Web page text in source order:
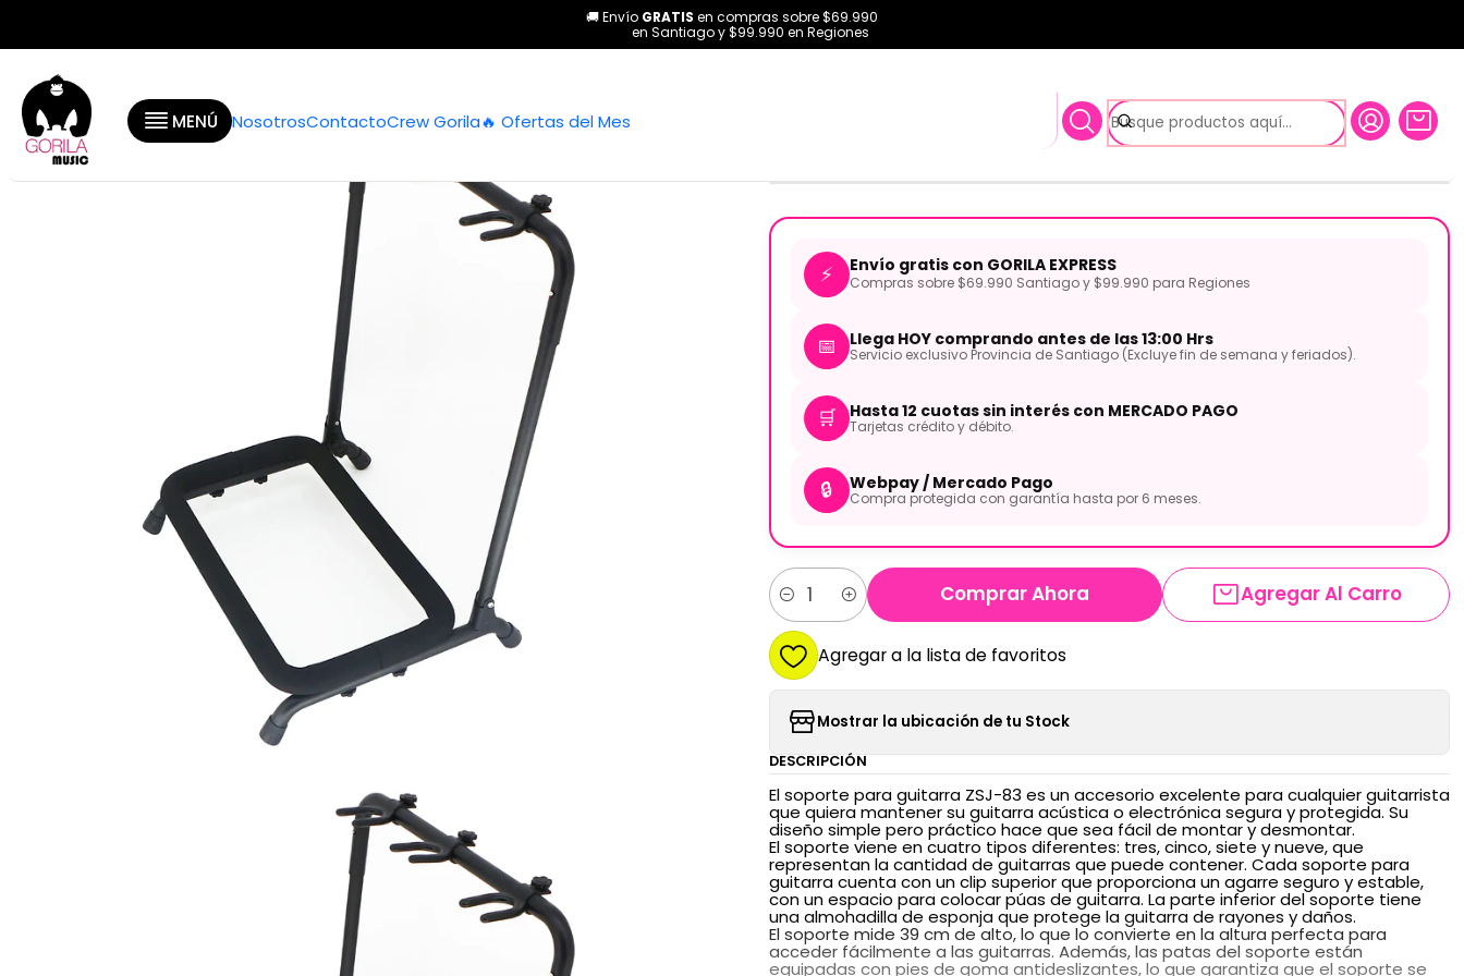
MENÚ NosotrosContactoCrew Gorila🔥 Ofertas del Mes
🚚 Envío GRATIS en compras sobre $69.990
en Santiago y $99.990 en Regiones
Guitarras Accesorios Atril para 3 Instrumentos de Cuerda ZSJ-83 Hebikuo
Atril para 3 Instrumentos de Cuerda ZSJ-
⚡ Envío gratis con GORILA EXPRESS
Compras sobre $69.990 Santiago y $99.990 para Regiones
📅 Llega HOY comprando antes de las 13:00 Hrs
Servicio exclusivo Provincia de Santiago (Excluye fin de semana y feriados).
🛒 Hasta 12 cuotas sin interés con MERCADO PAGO
Tarjetas crédito y débito.
🔒 Webpay / Mercado Pago
Compra protegida con garantía hasta por 6 meses.
Cantidad Agregar Al Carro
Comprar Ahora
Agregar a la lista de favoritos
Mostrar la ubicación de tu Stock
DESCRIPCIÓN
El soporte para guitarra ZSJ-83 es un accesorio excelente para cualquier guitarrista
que quiera mantener su guitarra acústica o electrónica segura y protegida. Su
diseño simple pero práctico hace que sea fácil de montar y desmontar.
El soporte viene en cuatro tipos diferentes: tres, cinco, siete y nueve, que
representan la cantidad de guitarras que puede contener. Cada soporte para
guitarra cuenta con un clip superior que proporciona un agarre seguro y estable,
con un espacio para colocar púas de guitarra. La parte inferior del soporte tiene
una almohadilla de esponja que protege la guitarra de rayones y daños.
El soporte mide 39 cm de alto, lo que lo convierte en la altura perfecta para
acceder fácilmente a las guitarras. Además, las patas del soporte están
equipadas con pies de goma antideslizantes, lo que garantiza que el soporte se